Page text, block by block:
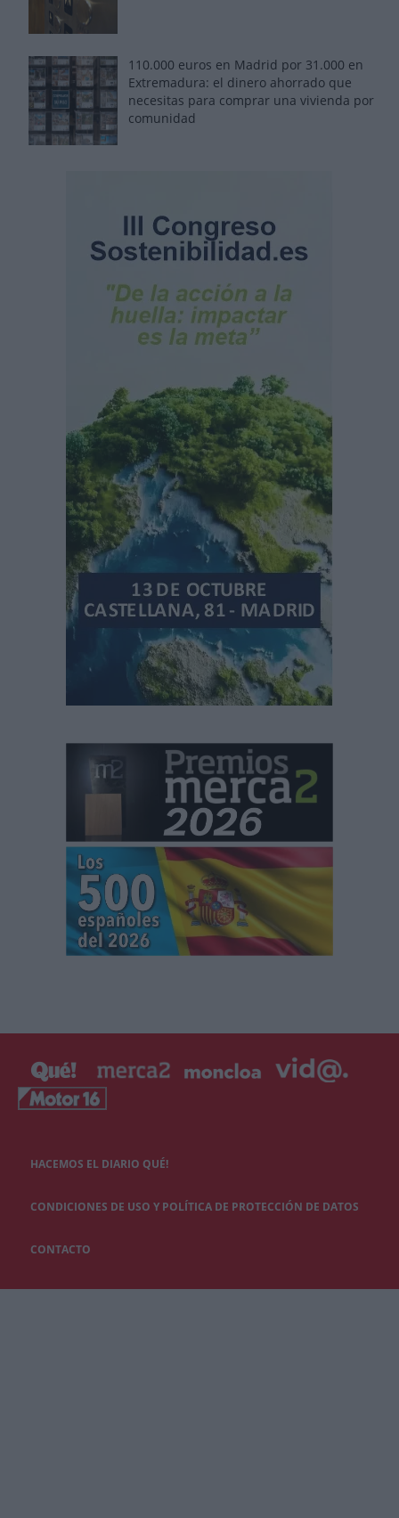
110.000 euros en Madrid por 31.000 en
Extremadura: el dinero ahorrado que
necesitas para comprar una vivienda por
comunidad
HACEMOS EL DIARIO QUÉ!
CONDICIONES DE USO Y POLÍTICA DE PROTECCIÓN DE DATOS
CONTACTO